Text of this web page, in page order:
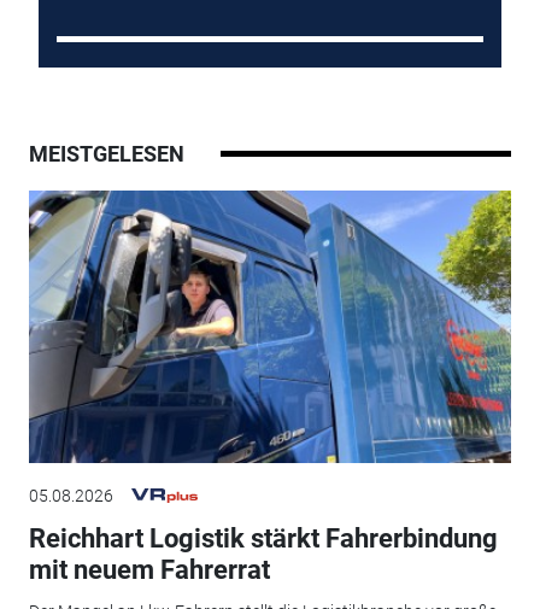
MEISTGELESEN
05.08.2026
Reichhart Logistik stärkt Fahrerbindung
mit neuem Fahrerrat